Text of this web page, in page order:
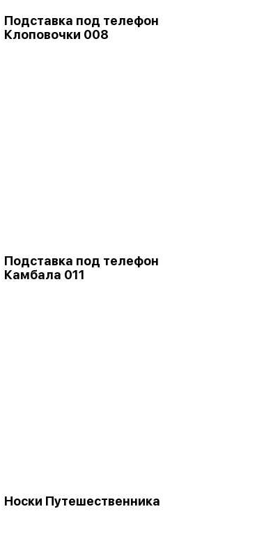
Подставка под телефон
Клоповочки 008
Подставка под телефон
Камбала 011
Носки Путешественника